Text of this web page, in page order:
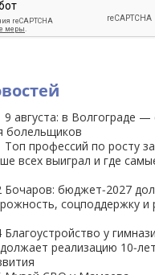
9 августа: в Волгограде —
болельщиков
Топ профессий по росту
всех выиграл и где
Бочаров: бюджет‑2027
соцподдержку и
Благоустройство у
реализацию